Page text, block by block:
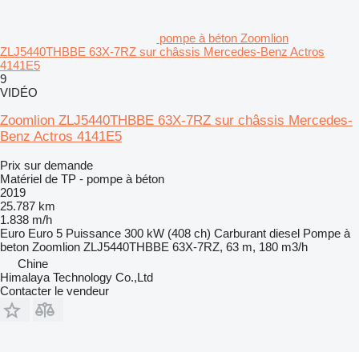
pompe à béton Zoomlion
ZLJ5440THBBE 63X-7RZ sur châssis Mercedes-Benz Actros
4141E5
9
VIDÉO
Zoomlion ZLJ5440THBBE 63X-7RZ sur châssis Mercedes-
Benz Actros 4141E5
Prix sur demande
Matériel de TP - pompe à béton
2019
25.787 km
1.838 m/h
Euro Euro 5 Puissance 300 kW (408 ch) Carburant diesel Pompe à
beton Zoomlion ZLJ5440THBBE 63X-7RZ, 63 m, 180 m3/h
Chine
Himalaya Technology Co.,Ltd
Contacter le vendeur